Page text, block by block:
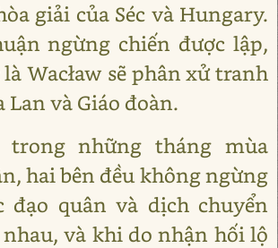
giải của Séc và Hungary.
ngừng chiến được lập,
Wacław sẽ phân xử tranh
Lan và Giáo đoàn.
trong những tháng mùa
hai bên đều không ngừng
đạo quân và dịch chuyển
và khi do nhận hối lộ